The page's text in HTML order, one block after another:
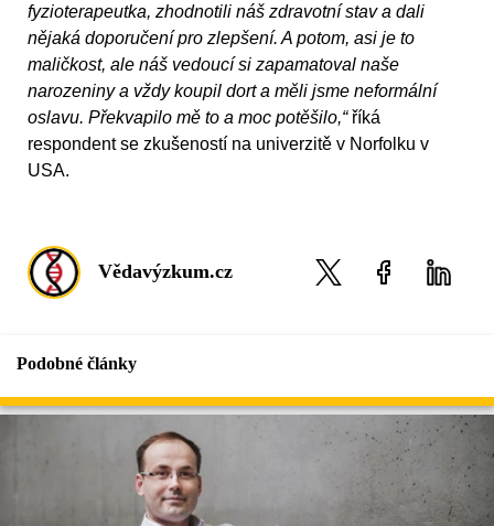
fyzioterapeutka, zhodnotili náš zdravotní stav a dali
nějaká doporučení pro zlepšení. A potom, asi je to
maličkost, ale náš vedoucí si zapamatoval naše
narozeniny a vždy koupil dort a měli jsme neformální
oslavu. Překvapilo mě to a moc potěšilo,“říká
respondent se zkušeností na univerzitě v Norfolku v
USA.
Vědavýzkum.cz
Podobné články